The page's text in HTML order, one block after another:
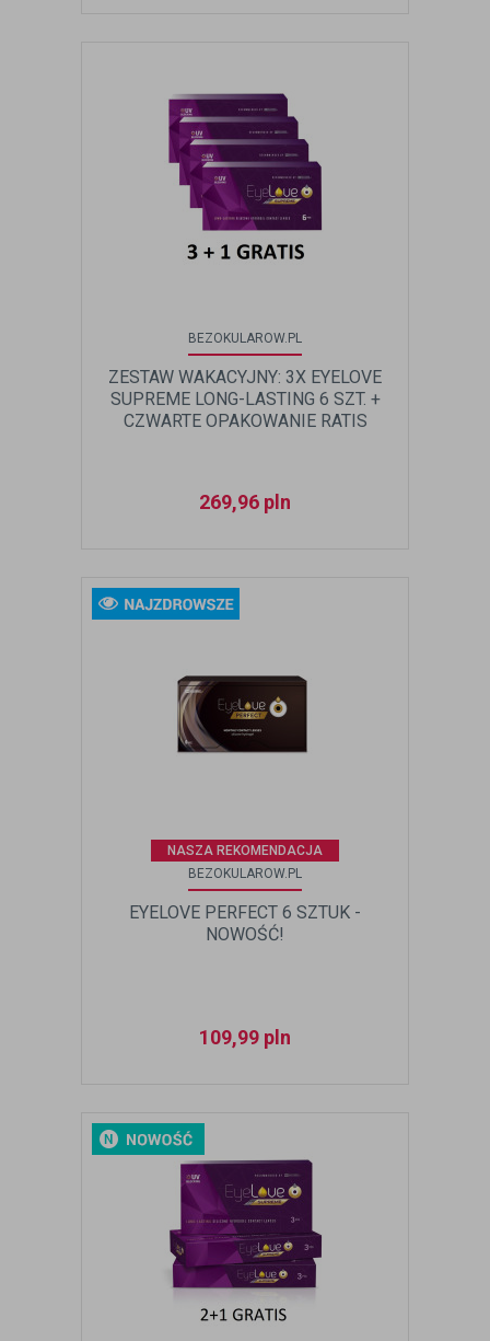
BEZOKULAROW.PL
ZESTAW WAKACYJNY: 3X EYELOVE
SUPREME LONG-LASTING 6 SZT. +
CZWARTE OPAKOWANIE RATIS
269,96 pln
NASZA REKOMENDACJA
BEZOKULAROW.PL
EYELOVE PERFECT 6 SZTUK -
NOWOŚĆ!
109,99 pln